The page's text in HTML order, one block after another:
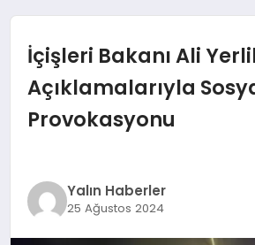
EKONOMİ
YAŞAM
TEKNOLOJİ
İçişleri Bakanı Ali
Açıklamalarıyla
Provokasyonu
Yalın Haberler
25 Ağustos 2024